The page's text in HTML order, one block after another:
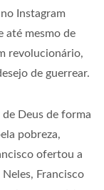
Instagram
até mesmo de
revolucionário,
de guerrear.
Deus de forma
pobreza,
ofertou a
Francisco